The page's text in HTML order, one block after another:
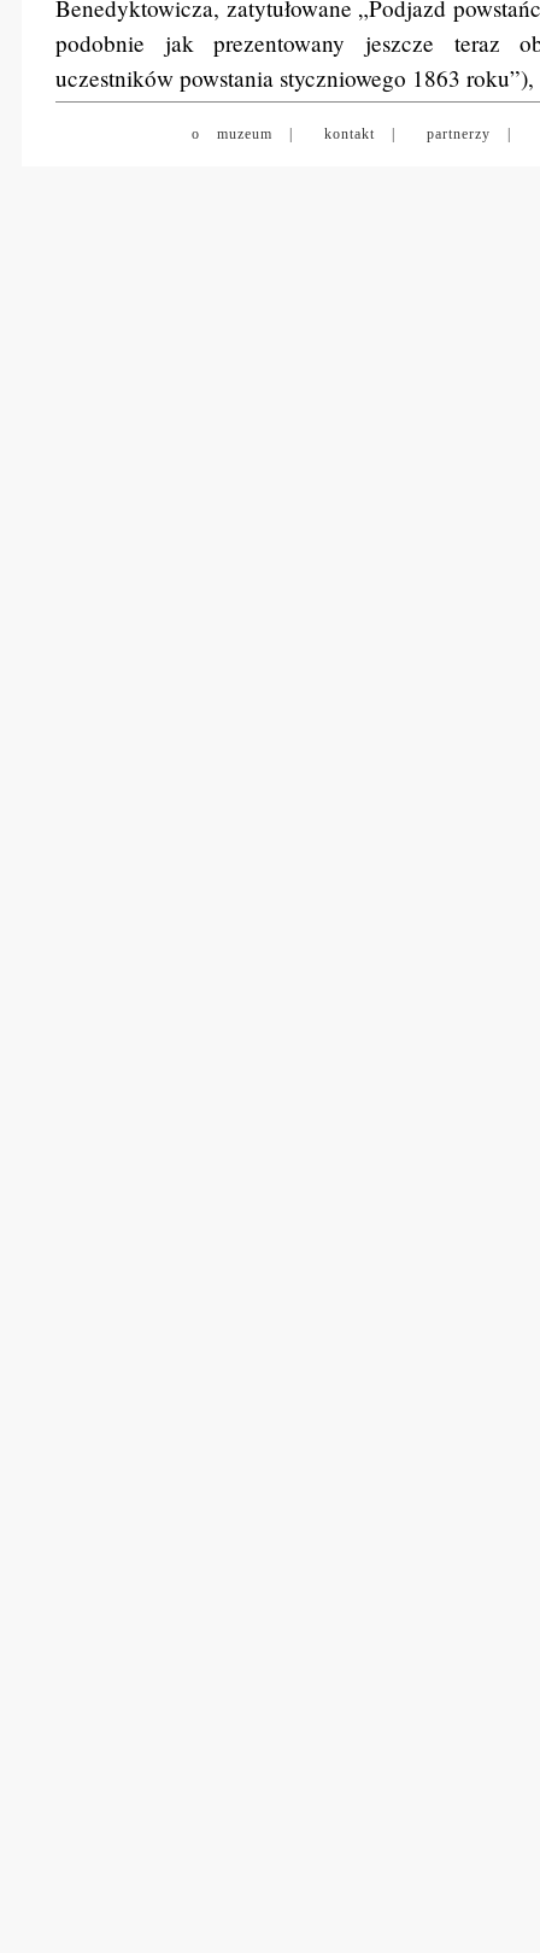
Benedyktowicza, zatytułowane „Podjazd
podobnie jak prezentowany jeszcze teraz
uczestników powstania styczniowego 1863
o muzeum | kontakt | partnerzy |